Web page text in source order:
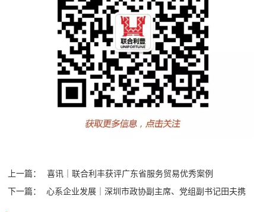
上一篇：
喜讯｜联合利丰获评广东省服务贸易优秀案例
下一篇：
心系企业发展｜深圳市政协副主席、党组副书记田夫携